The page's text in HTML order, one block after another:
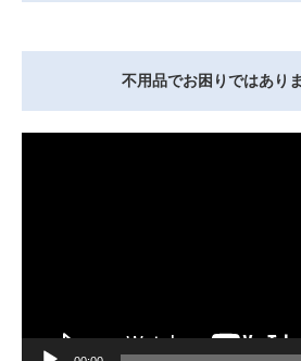
不用品でお困りではあり
動